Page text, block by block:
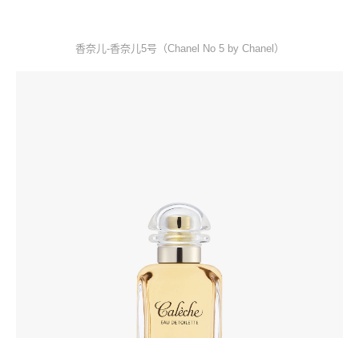
香奈儿-香奈儿5号（Chanel No 5 by Chanel）